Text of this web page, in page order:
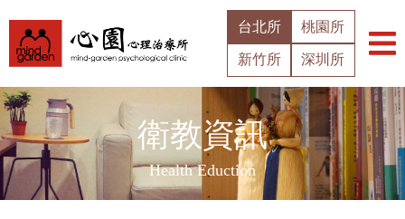
台北所 桃園所
新竹所 深圳所
衛教資訊
Health Eduction